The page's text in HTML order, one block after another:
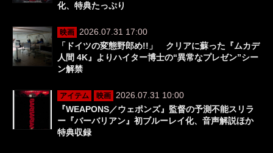
化、特典たっぷり
映画 2026.07.31 17:00
「ドイツの変態野郎め!!」 クリアに蘇った『ムカデ
人間 4K』よりハイター博士の“異常なプレゼン”シー
ン解禁
アイテム 映画 2026.07.31 10:00
『WEAPONS／ウェポンズ』監督の予測不能スリラ
ー『バーバリアン』初ブルーレイ化、音声解説ほか
特典収録